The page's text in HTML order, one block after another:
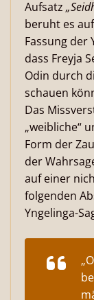
Aufsatz
beruht es
Fassung der
dass Freyja
Odin durch
schauen
Das
„weibliche“
Form der
der
auf einer
folgenden
Yngelinga-